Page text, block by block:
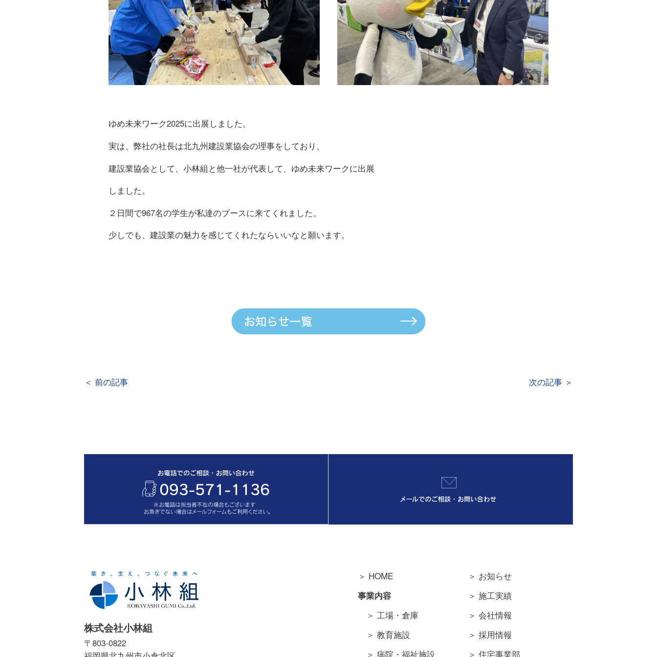
ゆめ未来ワーク2025に出展しました。
実は、弊社の社長は北九州建設業協会の理事をしており、
建設業協会として、小林組と他一社が代表して、ゆめ未来ワークに出展
しました。
２日間で967名の学生が私達のブースに来てくれました。
少しでも、建設業の魅力を感じてくれたならいいなと願います。
＜ 前の記事 次の記事 ＞
株式会社小林組
〒803-0822
＞ HOME
事業内容
＞ 工場・倉庫
＞ 教育施設
＞ 病院・福祉施設
＞ お知らせ
＞ 施工実績
＞ 会社情報
＞ 採用情報
＞ 住宅事業部